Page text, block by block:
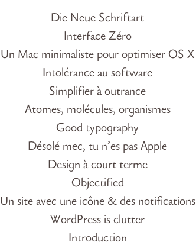
Die Neue Schriftart
Interface Zéro
Un Mac minimaliste pour optimiser OS X
Intolérance au software
Simplifier à outrance
Atomes, molécules, organismes
Good typography
Désolé mec, tu n’es pas Apple
Design à court terme
Objectified
Un site avec une icône & des notifications
WordPress is clutter
Introduction